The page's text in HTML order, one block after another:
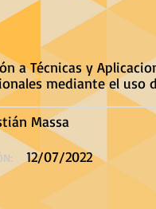
a Técnicas y
mediante el uso
Massa
12/07/2022